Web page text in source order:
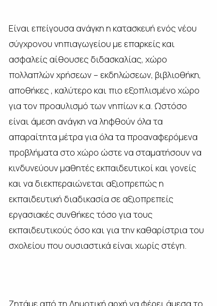
Είναι επείγουσα ανάγκη η κατασκευή ενός νέου
σύγχρονου νηπιαγωγείου με επαρκείς και
ασφαλείς αίθουσες διδασκαλίας, χώρο
πολλαπλών χρήσεων – εκδηλώσεων, βιβλιοθήκη,
αποθήκες , καλύτερο και πιο εξοπλισμένο χώρο
για τον προαυλισμό των νηπίων κ.α. Ωστόσο
είναι άμεση ανάγκη να ληφθούν όλα τα
απαραίτητα μέτρα για όλα τα προαναφερόμενα
προβλήματα στο χώρο ώστε να σταματήσουν να
κινδυνεύουν μαθητές εκπαιδευτικοί και γονείς
και να διεκπεραιώνεται αξιοπρεπώς η
εκπαιδευτική διαδικασία σε αξιοπρεπείς
εργασιακές συνθήκες τόσο για τους
εκπαιδευτικούς όσο και για την καθαρίστρια του
σχολείου που ουσιαστικά είναι χωρίς στέγη.